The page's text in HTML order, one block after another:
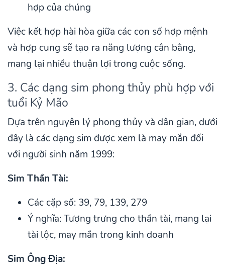
hợp của chúng
Việc kết hợp hài hòa giữa các con số hợp mệnh
và hợp cung sẽ tạo ra năng lượng cân bằng,
mang lại nhiều thuận lợi trong cuộc sống.
3. Các dạng sim phong thủy phù hợp với
tuổi Kỷ Mão
Dựa trên nguyên lý phong thủy và dân gian, dưới
đây là các dạng sim được xem là may mắn đối
với người sinh năm 1999:
Sim Thần Tài:
Các cặp số: 39, 79, 139, 279
Ý nghĩa: Tượng trưng cho thần tài, mang lại
tài lộc, may mắn trong kinh doanh
Sim Ông Địa: